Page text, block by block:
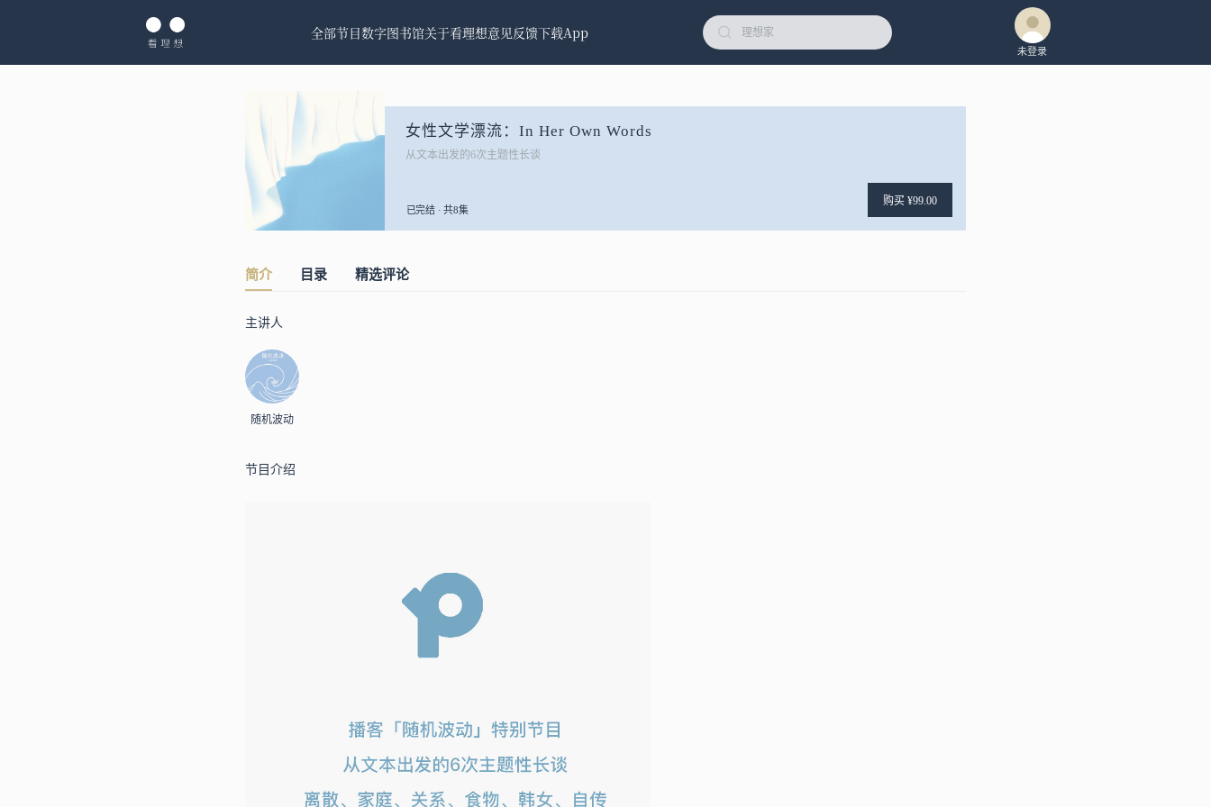
全部节目数字图书馆关于看理想意见反馈下载App
未登录
女性文学漂流：In Her Own Words
从文本出发的6次主题性长谈
已完结 · 共8集
购买 ¥99.00
简介 目录 精选评论
主讲人
随机波动
节目介绍